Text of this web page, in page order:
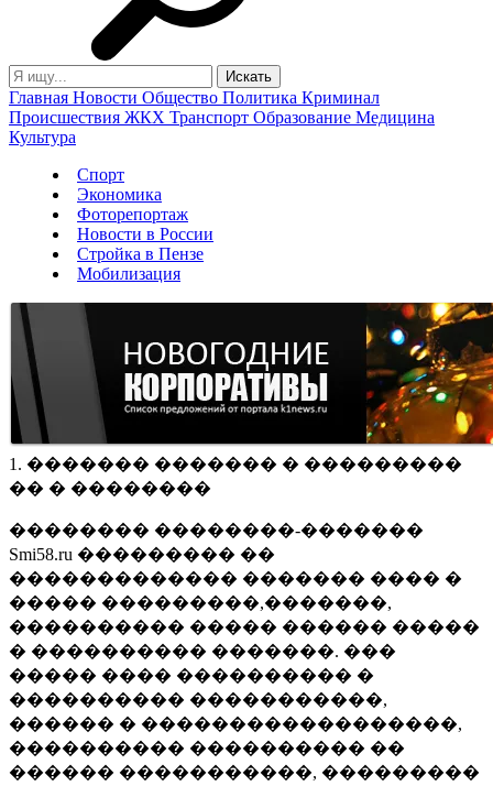
Главная Новости Общество Политика Криминал
Происшествия ЖКХ Транспорт Образование Медицина
Культура
Спорт
Экономика
Фоторепортаж
Новости в России
Стройка в Пензе
Мобилизация
1. ������� ������� � ���������
�� � ��������
�������� ��������-�������
Smi58.ru ��������� ��
������������� ������� ���� �
����� ���������,�������,
���������� ����� ������ �����
� ���������� �������. ���
����� ���� ���������� �
���������� �����������,
������ � ������������������,
���������� ���������� ��
������ �����������, ���������